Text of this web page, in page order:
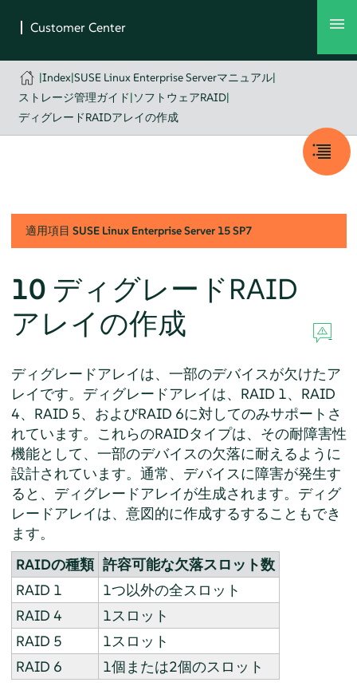
|Index|SUSE Linux Enterprise Serverマニュアル|
ストレージ管理ガイド|ソフトウェアRAID|
ディグレードRAIDアレイの作成
適用項目 SUSE Linux Enterprise Server 15 SP7
10 ディグレードRAID
アレイの作成
ディグレードアレイは、一部のデバイスが欠けたア
レイです。ディグレードアレイは、RAID 1、RAID
4、RAID 5、およびRAID 6に対してのみサポートさ
れています。これらのRAIDタイプは、その耐障害性
機能として、一部のデバイスの欠落に耐えるように
設計されています。通常、デバイスに障害が発生す
ると、ディグレードアレイが生成されます。ディグ
レードアレイは、意図的に作成するすることもでき
ます。
RAIDの種類 許容可能な欠落スロット数
RAID 1
1つ以外の全スロット
RAID 4
1スロット
RAID 5
1スロット
RAID 6
1個または2個のスロット